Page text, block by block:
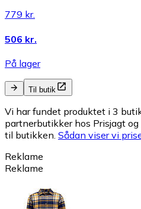
779 kr.
506 kr.
På lager
Til butik
Vi har fundet produktet i 3
partnerbutikker hos Prisjagt
til butikken. Sådan viser vi
Reklame
Reklame